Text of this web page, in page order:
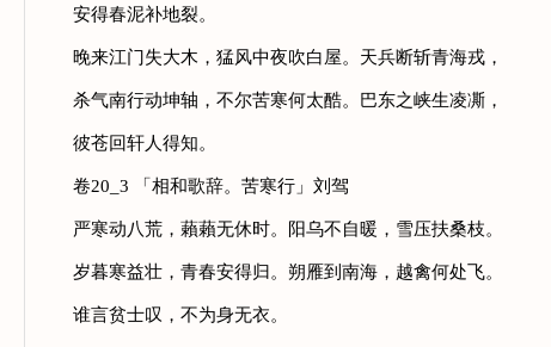
安得春泥补地裂。
晚来江门失大木，猛风中夜吹白屋。天兵断斩青海戎，
杀气南行动坤轴，不尔苦寒何太酷。巴东之峡生凌凘，
彼苍回轩人得知。
卷20_3 「相和歌辞。苦寒行」刘驾
严寒动八荒，藾藾无休时。阳乌不自暖，雪压扶桑枝。
岁暮寒益壮，青春安得归。朔雁到南海，越禽何处飞。
谁言贫士叹，不为身无衣。